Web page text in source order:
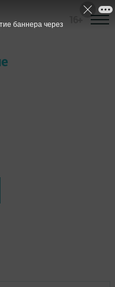
баннера через